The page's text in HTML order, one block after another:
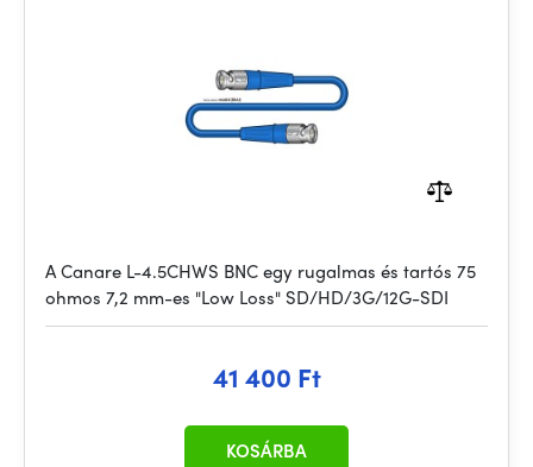
A Canare L-4.5CHWS BNC egy rugalmas és tartós 75
ohmos 7,2 mm-es "Low Loss" SD/HD/3G/12G-SDI
41 400 Ft
KOSÁRBA